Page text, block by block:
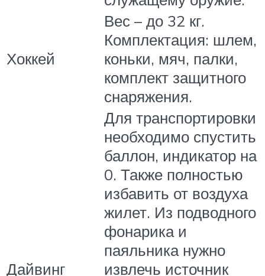
Хоккей
Вес – до 32 кг.
Комплектация: шлем,
коньки, мяч, палки,
комплект защитного
снаряжения.
Дайвинг
Для транспортировки
необходимо спустить
баллон, индикатор на
0. Также полностью
избавить от воздуха
жилет. Из подводного
фонарика и
паяльника нужно
извлечь источник